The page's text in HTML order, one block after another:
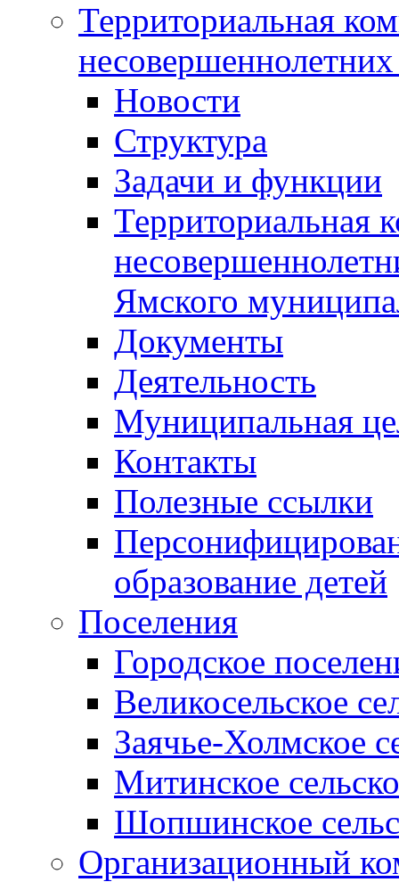
Территориальная
Новости
Структура
Задачи и функции
Территориальная
Ямского
Документы
Деятельность
Муниципальная
Контакты
Полезные ссылки
образование детей
Поселения
Городское
Великосельское
Заячье-Холмское
Митинское
Шопшинское
Организационный